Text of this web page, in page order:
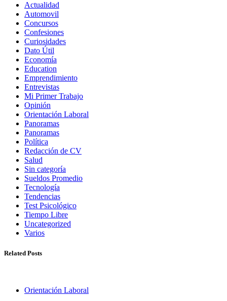
Actualidad
Automovil
Concursos
Confesiones
Curiosidades
Dato Útil
Economía
Education
Emprendimiento
Entrevistas
Mi Primer Trabajo
Opinión
Orientación Laboral
Panoramas
Panoramas
Política
Redacción de CV
Salud
Sin categoría
Sueldos Promedio
Tecnología
Tendencias
Test Psicológico
Tiempo Libre
Uncategorized
Varios
Related Posts
Orientación Laboral